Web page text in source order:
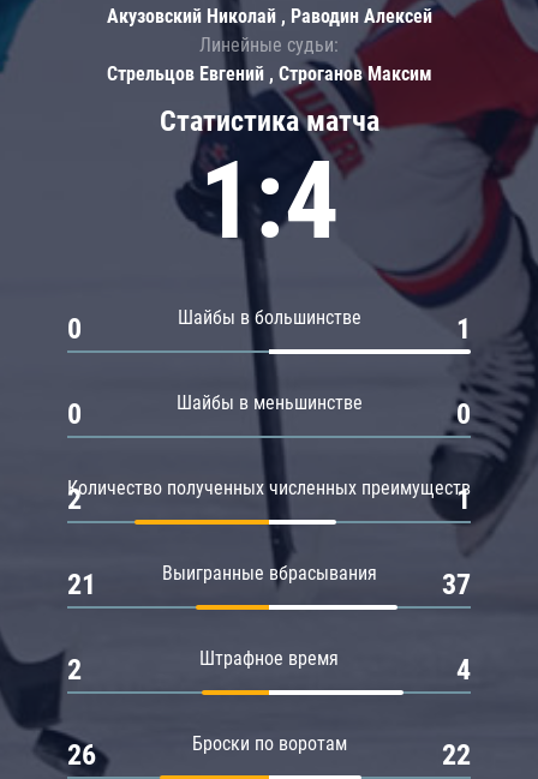
Статистика матча
1:4
Шайбы в большинстве
0 1
Шайбы в меньшинстве
0 0
Количество полученных численных преимуществ
2 1
Выигранные вбрасывания
21 37
Штрафное время
2 4
Броски по воротам
26 22
Акузовский Николай , Раводин Алексей
Линейные судьи:
Стрельцов Евгений , Строганов Максим